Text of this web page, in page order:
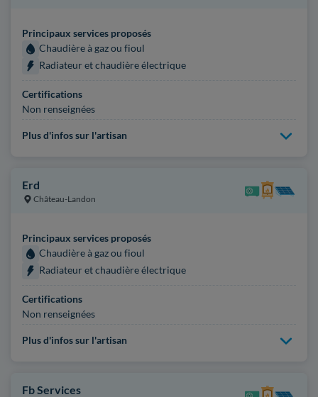
Principaux services proposés
Chaudière à gaz ou fioul
Radiateur et chaudière électrique
Certifications
Non renseignées
Plus d'infos sur l'artisan
Erd
Château-Landon
Principaux services proposés
Chaudière à gaz ou fioul
Radiateur et chaudière électrique
Certifications
Non renseignées
Plus d'infos sur l'artisan
Fb Services